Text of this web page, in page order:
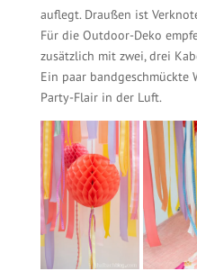
auflegt. Draußen ist
Für die Outdoor-Deko
zusätzlich mit zwei, drei
Ein paar bandgeschmückte
Party-Flair in der Luft.